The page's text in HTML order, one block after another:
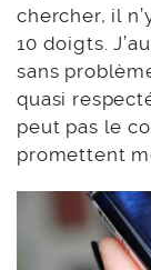
chercher, il
10 doigts.
sans
quasi
peut pas le
promettent